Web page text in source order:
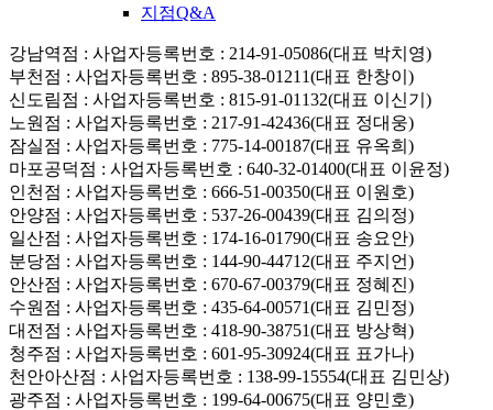
지점Q&A
강남역점 : 사업자등록번호 : 214-91-05086(대표 박치영)
부천점 : 사업자등록번호 : 895-38-01211(대표 한창이)
신도림점 : 사업자등록번호 : 815-91-01132(대표 이신기)
노원점 : 사업자등록번호 : 217-91-42436(대표 정대웅)
잠실점 : 사업자등록번호 : 775-14-00187(대표 유옥희)
마포공덕점 : 사업자등록번호 : 640-32-01400(대표 이윤정)
인천점 : 사업자등록번호 : 666-51-00350(대표 이원호)
안양점 : 사업자등록번호 : 537-26-00439(대표 김의정)
일산점 : 사업자등록번호 : 174-16-01790(대표 송요안)
분당점 : 사업자등록번호 : 144-90-44712(대표 주지언)
안산점 : 사업자등록번호 : 670-67-00379(대표 정혜진)
수원점 : 사업자등록번호 : 435-64-00571(대표 김민정)
대전점 : 사업자등록번호 : 418-90-38751(대표 방상혁)
청주점 : 사업자등록번호 : 601-95-30924(대표 표가나)
천안아산점 : 사업자등록번호 : 138-99-15554(대표 김민상)
광주점 : 사업자등록번호 : 199-64-00675(대표 양민호)